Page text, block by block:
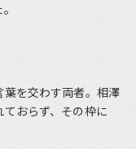
を交わす両者。相澤
おらず、その枠に